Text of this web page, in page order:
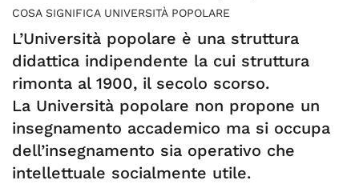
COSA SIGNIFICA UNIVERSITÀ POPOLARE
L’Università popolare è una struttura
didattica indipendente la cui struttura
rimonta al 1900, il secolo scorso.
La Università popolare non propone un
insegnamento accademico ma si occupa
dell’insegnamento sia operativo che
intellettuale socialmente utile.